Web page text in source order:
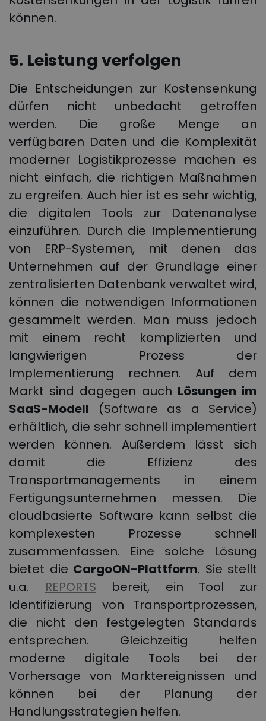
können.
5. Leistung verfolgen
Die Entscheidungen zur Kostensenkung
dürfen nicht unbedacht getroffen
werden. Die große Menge an
verfügbaren Daten und die Komplexität
moderner Logistikprozesse machen es
nicht einfach, die richtigen Maßnahmen
zu ergreifen. Auch hier ist es sehr wichtig,
die digitalen Tools zur Datenanalyse
einzuführen. Durch die Implementierung
von ERP-Systemen, mit denen das
Unternehmen auf der Grundlage einer
zentralisierten Datenbank verwaltet wird,
können die notwendigen Informationen
gesammelt werden. Man muss jedoch
mit einem recht komplizierten und
langwierigen Prozess der
Implementierung rechnen. Auf dem
Markt sind dagegen auch Lösungen im
SaaS-Modell (Software as a Service)
erhältlich, die sehr schnell implementiert
werden können. Außerdem lässt sich
damit die Effizienz des
Transportmanagements in einem
Fertigungsunternehmen messen. Die
cloudbasierte Software kann selbst die
komplexesten Prozesse schnell
zusammenfassen. Eine solche Lösung
bietet die CargoON-Plattform. Sie stellt
u.a. REPORTS bereit, ein Tool zur
Identifizierung von Transportprozessen,
die nicht den festgelegten Standards
entsprechen. Gleichzeitig helfen
moderne digitale Tools bei der
Vorhersage von Marktereignissen und
können bei der Planung der
Handlungsstrategien helfen.